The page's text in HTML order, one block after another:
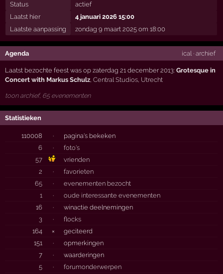
Status
actief
Laatst hier
4 januari 2026 15:00
Laatste aanpassing
zondag 9 maart 2025 om 18:00
Agenda ical· archief
Laatst bezochte feest was op zaterdag 21 december 2013:Grotesque in
Concert with Markus Schulz,Central Studios, Utrecht
toon archief, 65 evenementen
Statistieken
110008 ·
pagina's bekeken
6
·
foto's
57
vrienden
2
·
favorieten
65
·
evenementen bezocht
1
·
oude interessante evenementen
16
·
winactie deelnemingen
3
·
flocks
164
×
geciteerd
151
·
opmerkingen
7
·
waarderingen
5
· forumonderwerpen